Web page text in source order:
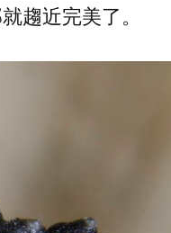
趨近完美了。